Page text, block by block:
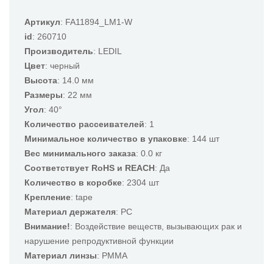
Артикул: FA11894_LM1-W
id: 260710
Производитель: LEDIL
Цвет: черный
Высота: 14.0 мм
Размеры: 22 мм
Угол: 40°
Количество рассеивателей: 1
Минимальное количество в упаковке: 144 шт
Вес минимального заказа: 0.0 кг
Соответствует RoHS и REACH: Да
Количество в коробке: 2304 шт
Крепление: tape
Материал держателя: PC
Внимание!: Воздействие веществ, вызывающих рак и
нарушение репродуктивной функции
Материал линзы: PMMA